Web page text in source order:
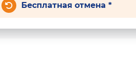
Бесплатная отмена *